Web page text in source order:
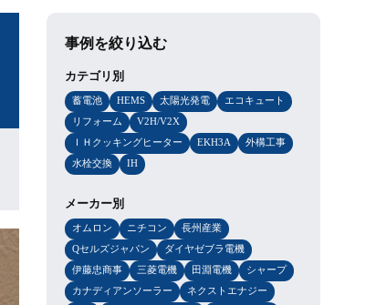
事例を絞り込む
カテゴリ別
蓄電池 HEMS 太陽光発電
エコキュート
リフォーム
V2H/V2X
ＩＨクッキングヒーター
EKH3A
外構工事
水栓交換
IH
メーカー別
オムロン ニチコン
長州産業
Qセルズジャパン
ダイヤゼブラ電機
伊藤忠商事
三菱電機 田淵電機
シャープ
カナディアンソーラー
ネクストエナジー